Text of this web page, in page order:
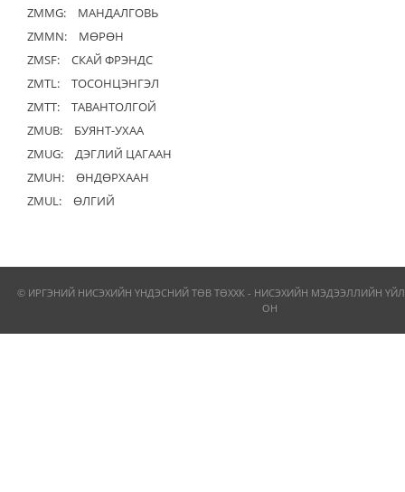
ZMMG:
МАНДАЛГОВЬ
ZMMN:
МӨРӨН
ZMSF:
СКАЙ ФРЭНДС
ZMTL:
ТОСОНЦЭНГЭЛ
ZMTT:
ТАВАНТОЛГОЙ
ZMUB:
БУЯНТ-УХАА
ZMUG:
ДЭГЛИЙ ЦАГААН
ZMUH:
ӨНДӨРХААН
ZMUL:
ӨЛГИЙ
© ИРГЭНИЙ НИСЭХИЙН ҮНДЭСНИЙ ТӨВ ТӨХХК - НИСЭХИЙН МЭДЭЭЛЛИЙН
ОН